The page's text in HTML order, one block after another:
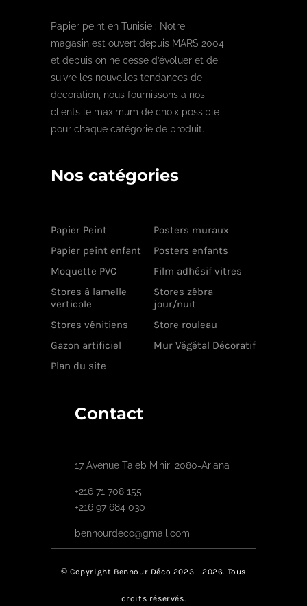
Papier peint en Tunisie : Notre
magasin est ouvert depuis MARS 2004
et depuis on ne cesse d’évoluer et de
suivre les nouvelles tendances de
décoration, nous fournissons a nos
clients le maximum de choix possible
pour chaque catégorie de produit.
Nos catégories
Papier Peint
Posters muraux
Papier peint enfant
Posters enfants
Moquette PVC
Film adhésif vitres
Stores à lamelle
verticale
Stores zébra
jour/nuit
Stores vénitiens
Store rouleau
Gazon artificiel
Mur Végétal Décoratif
Plan du site
Contact
17 Avenue Taieb M’hiri 2080-Ariana
+216 71 708 155
+216 97 684 030
bennourdeco@gmail.com
© Copyright Bennour Déco 2023 - 2026. Tous
droits réservés.